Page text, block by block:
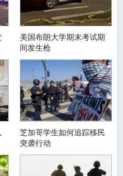
美国布朗大学期末考试期
间发生枪
芝加哥学生如何追踪移民
突袭行动